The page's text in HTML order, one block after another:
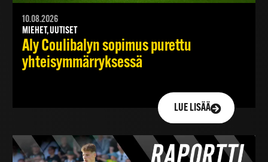
10.08.2026
MIEHET, UUTISET
Aly Coulibalyn sopimus purettu
yhteisymmärryksessä
LUE LISÄÄ